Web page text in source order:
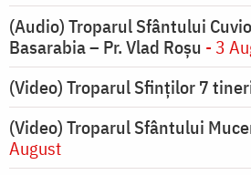
(Audio) Troparul Sfântului
Basarabia – Pr. Vlad Roșu - 3
(Video) Troparul Sfinților 7
(Video) Troparul Sfântului
August